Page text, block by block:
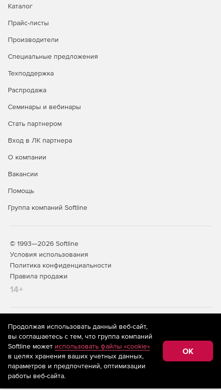
Каталог
Прайс-листы
Производители
Специальные предложения
Техподдержка
Распродажа
Семинары и вебинары
Стать партнером
Вход в ЛК партнера
О компании
Вакансии
Помощь
Группа компаний Softline
© 1993—2026 Softline
Условия использования
Политика конфиденциальности
Правила продажи
14+
На информационном ресурсе store.softline.ru применяются
рекомендательные технологии
(информационные технологии
предоставления информации на основе сбора,
систематизации и анализа сведений, относящихся к
предпочтениям пользователей сети «Интернет»,
находящихся на территории Российской Федерации)
Продолжая использовать данный веб-сайт,
вы соглашаетесь с тем, что группа компаний
Softline может использовать файлы «cookie»
в целях хранения ваших учетных данных,
параметров и предпочтений, оптимизации
работы веб-сайта.
OK